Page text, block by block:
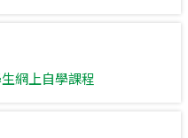
網上自學課程